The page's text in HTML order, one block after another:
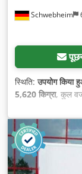
Schwebheim
स्थिति:उपयोग किया
5,620 किग्रा, कुल
चौड़ाई:2,490 मिमी,
57 मी³, सस्पेंशन:हवा
प्रकार:अन्य, सामने
आकार:
उपकरण: